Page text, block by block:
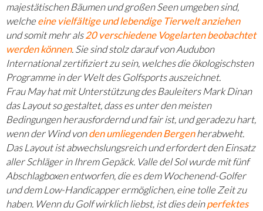
majestätischen Bäumen und großen Seen umgeben sind,
welcheeine vielfältige und lebendige Tierwelt anziehen
und somit mehr als20 verschiedene Vogelarten beobachtet
werden können. Sie sind stolz darauf von Audubon
International zertifiziert zu sein, welches die ökologischsten
Programme in der Welt des Golfsports auszeichnet.
Frau May hat mit Unterstützung des Bauleiters Mark Dinan
das Layout so gestaltet, dass es unter den meisten
Bedingungen herausfordernd und fair ist, und geradezu hart,
wenn der Wind vonden umliegenden Bergenherabweht.
Das Layout ist abwechslungsreich und erfordert den Einsatz
aller Schläger in Ihrem Gepäck. Valle del Sol wurde mit fünf
Abschlagboxen entworfen, die es dem Wochenend-Golfer
und dem Low-Handicapper ermöglichen, eine tolle Zeit zu
haben. Wenn du Golf wirklich liebst, ist dies deinperfektes